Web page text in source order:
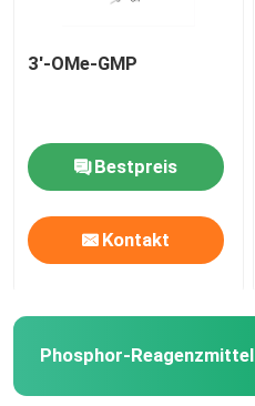
Videos
Über uns
Fabrik-Ausflug
3'-OMe-GMP
Bestpreis
Kontakt
Phosphor-Reagenzmittel